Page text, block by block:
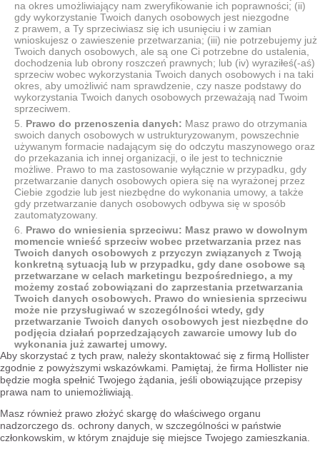
na okres umożliwiający nam zweryfikowanie ich poprawności; (ii)
gdy wykorzystanie Twoich danych osobowych jest niezgodne
z prawem, a Ty sprzeciwiasz się ich usunięciu i w zamian
wnioskujesz o zawieszenie przetwarzania; (iii) nie potrzebujemy już
Twoich danych osobowych, ale są one Ci potrzebne do ustalenia,
dochodzenia lub obrony roszczeń prawnych; lub (iv) wyraziłeś(-aś)
sprzeciw wobec wykorzystania Twoich danych osobowych i na taki
okres, aby umożliwić nam sprawdzenie, czy nasze podstawy do
wykorzystania Twoich danych osobowych przeważają nad Twoim
sprzeciwem.
Prawo do przenoszenia danych: Masz prawo do otrzymania
swoich danych osobowych w ustrukturyzowanym, powszechnie
używanym formacie nadającym się do odczytu maszynowego oraz
do przekazania ich innej organizacji, o ile jest to technicznie
możliwe. Prawo to ma zastosowanie wyłącznie w przypadku, gdy
przetwarzanie danych osobowych opiera się na wyrażonej przez
Ciebie zgodzie lub jest niezbędne do wykonania umowy, a także
gdy przetwarzanie danych osobowych odbywa się w sposób
zautomatyzowany.
Prawo do wniesienia sprzeciwu: Masz prawo w dowolnym
momencie wnieść sprzeciw wobec przetwarzania przez nas
Twoich danych osobowych z przyczyn związanych z Twoją
konkretną sytuacją lub w przypadku, gdy dane osobowe są
przetwarzane w celach marketingu bezpośredniego, a my
możemy zostać zobowiązani do zaprzestania przetwarzania
Twoich danych osobowych. Prawo do wniesienia sprzeciwu
może nie przysługiwać w szczególności wtedy, gdy
przetwarzanie Twoich danych osobowych jest niezbędne do
podjęcia działań poprzedzających zawarcie umowy lub do
wykonania już zawartej umowy.
Aby skorzystać z tych praw, należy skontaktować się z firmą Hollister
zgodnie z powyższymi wskazówkami. Pamiętaj, że firma Hollister nie
będzie mogła spełnić Twojego żądania, jeśli obowiązujące przepisy
prawa nam to uniemożliwiają.
Masz również prawo złożyć skargę do właściwego organu
nadzorczego ds. ochrony danych, w szczególności w państwie
członkowskim, w którym znajduje się miejsce Twojego zamieszkania.